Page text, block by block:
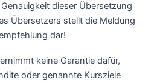
dieser Übersetzung
Übersetzers stellt die Meldung
dar!
keine Garantie dafür,
oder genannte Kursziele